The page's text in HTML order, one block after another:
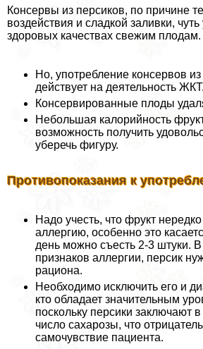
Консервы из персиков, по причине
воздействия и сладкой заливки, чуть
здоровых качествах свежим плодам.
Но, употрeбление консервов
действует на деятельность ЖКТ.
Консервированные плоды
Небольшая калорийность
возможность получить
уберечь фигуру.
Противопоказания к
Надо учесть, что фрукт
аллергию, особенно это
день можно съесть 2-3 штуки.
признаков аллергии, персик
рациона.
Необходимо исключить его и
кто обладает значительным
поскольку персики заключают
число сахарозы, что
самочувствие пациента.